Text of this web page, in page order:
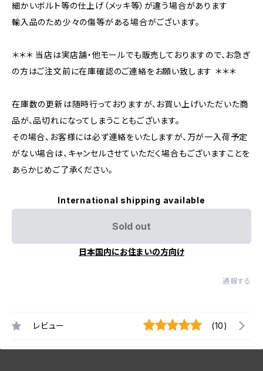
細かいボルト等の仕上げ（メッキ等）が違う場合があります
輸入品のため少々の傷等がある場合がございます。
＊＊＊ 当店は実店舗・他モールでも販売しておりますので、お急ぎ
の方はご注文前に在庫確認のご連絡をお願い致します ＊＊＊
在庫数の更新は随時行っておりますが、お買い上げいただいた商
品が、品切れになってしまうこともございます。
その場合、お客様には必ず連絡をいたしますが、万が一入荷予定
がない場合は、キャンセルさせていただく場合もございますことを
あらかじめご了承ください。
International shipping available
Sold out
日本国内にお住まいの方向け
通報する
レビュー (10)